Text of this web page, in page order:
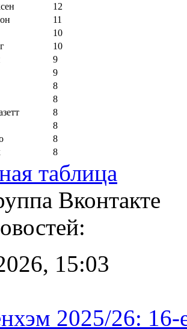
12
11
10
10
9
9
8
8
8
8
8
8
таблица
Вконтакте
15:03
2025/26: